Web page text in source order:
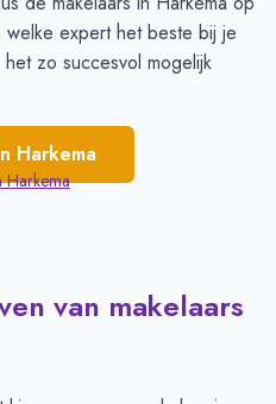
expert het beste bij je
zo succesvol mogelijk
Harkema
Harkema
van makelaars